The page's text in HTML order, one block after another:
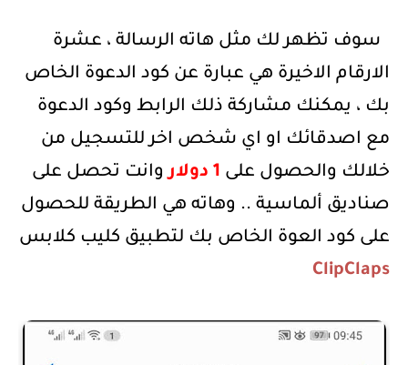
سوف تظهر لك مثل هاته الرسالة ، عشرة
الارقام الاخيرة هي عبارة عن كود الدعوة الخاص
بك ، يمكنك مشاركة ذلك الرابط وكود الدعوة
مع اصدقائك او اي شخص اخر للتسجيل من
خلالك والحصول على 1 دولار
وانت تحصل على
صناديق ألماسية .. وهاته هي الطريقة للحصول
على كود العوة الخاص بك لتطبيق كليب كلابس
ClipClaps